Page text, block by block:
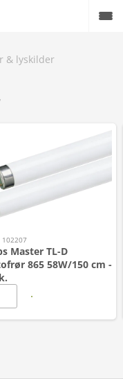
& lyskilder
Master TL-D
865 58W/150 cm -